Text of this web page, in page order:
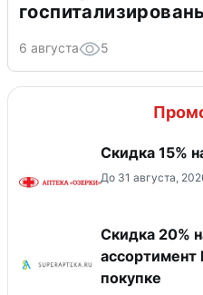
6 августа 5
Скидка 15%
До 31 августа,
Скидка 20%
покупке